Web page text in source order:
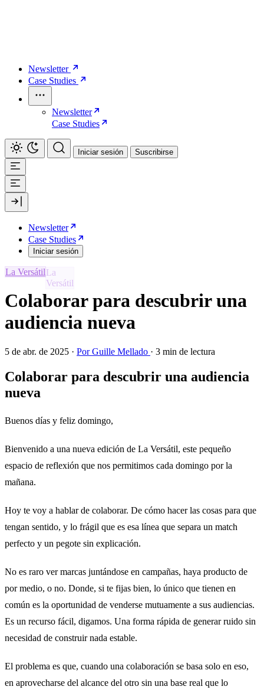
Newsletter
Case Studies
Newsletter
Case Studies
Iniciar sesión Suscribirse
Newsletter
Case Studies
Iniciar sesión
La Versátil
Colaborar para descubrir una
audiencia nueva
5 de abr. de 2025 · Por Guille Mellado · 3 min de lectura
Colaborar para descubrir una audiencia
nueva
Buenos días y feliz domingo,
Bienvenido a una nueva edición de La Versátil, este pequeño
espacio de reflexión que nos permitimos cada domingo por la
mañana.
Hoy te voy a hablar de colaborar. De cómo hacer las cosas para que
tengan sentido, y lo frágil que es esa línea que separa un match
perfecto y un pegote sin explicación.
No es raro ver marcas juntándose en campañas, haya producto de
por medio, o no. Donde, si te fijas bien, lo único que tienen en
común es la oportunidad de venderse mutuamente a sus audiencias.
Es un recurso fácil, digamos. Una forma rápida de generar ruido sin
necesidad de construir nada estable.
El problema es que, cuando una colaboración se basa solo en eso,
en aprovecharse del alcance del otro sin una base real que lo